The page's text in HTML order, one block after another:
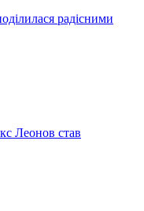
радісними
Леонов став